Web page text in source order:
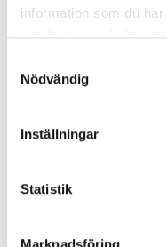
information som du
samlat in när du har
Nödvändig
Inställningar
Statistik
Vill du vara
Som
med att